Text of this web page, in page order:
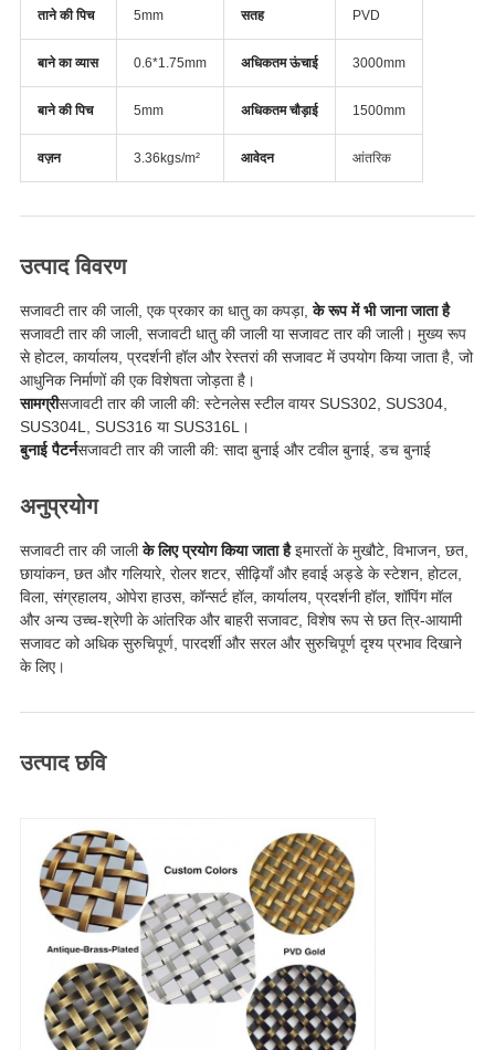
ताने की पिच 5mm सतह PVD
बाने का व्यास 0.6*1.75mm अधिकतम ऊंचाई 3000mm
बाने की पिच 5mm अधिकतम चौड़ाई 1500mm
वज़न 3.36kgs/m² आवेदन आंतरिक
उत्पाद विवरण
सजावटी तार की जाली, एक प्रकार का धातु का कपड़ा,के रूप में भी जाना जाता है
सजावटी तार की जाली, सजावटी धातु की जाली या सजावट तार की जाली। मुख्य रूप
से होटल, कार्यालय, प्रदर्शनी हॉल और रेस्तरां की सजावट में उपयोग किया जाता है, जो
आधुनिक निर्माणों की एक विशेषता जोड़ता है।
सामग्रीसजावटी तार की जाली की: स्टेनलेस स्टील वायर SUS302, SUS304,
SUS304L, SUS316 या SUS316L।
बुनाई पैटर्नसजावटी तार की जाली की: सादा बुनाई और टवील बुनाई, डच बुनाई
अनुप्रयोग
सजावटी तार की जालीके लिए प्रयोग किया जाता हैइमारतों के मुखौटे, विभाजन, छत,
छायांकन, छत और गलियारे, रोलर शटर, सीढ़ियाँ और हवाई अड्डे के स्टेशन, होटल,
विला, संग्रहालय, ओपेरा हाउस, कॉन्सर्ट हॉल, कार्यालय, प्रदर्शनी हॉल, शॉपिंग मॉल
और अन्य उच्च-श्रेणी के आंतरिक और बाहरी सजावट, विशेष रूप से छत त्रि-आयामी
सजावट को अधिक सुरुचिपूर्ण, पारदर्शी और सरल और सुरुचिपूर्ण दृश्य प्रभाव दिखाने
के लिए।
उत्पाद छवि